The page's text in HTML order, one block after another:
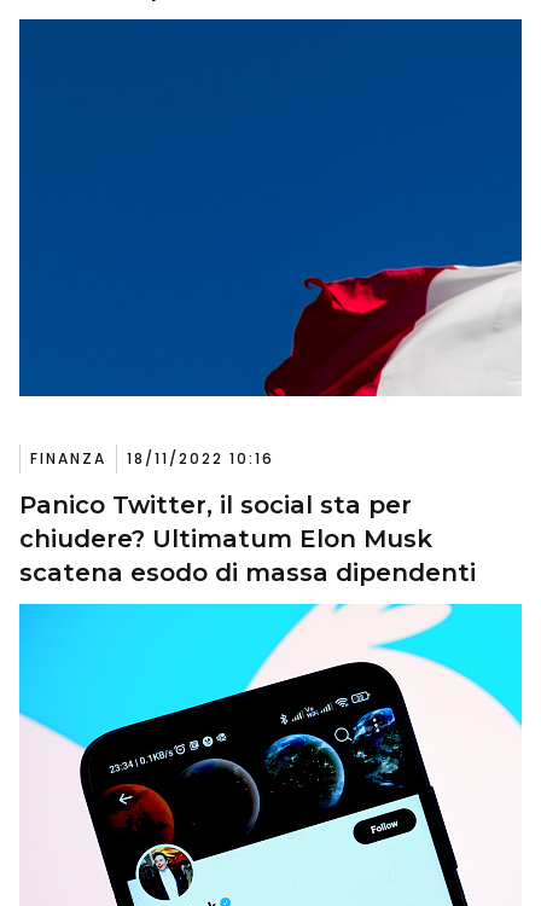
FINANZA 18/11/2022 10:16
Panico Twitter, il social sta per
chiudere? Ultimatum Elon Musk
scatena esodo di massa dipendenti